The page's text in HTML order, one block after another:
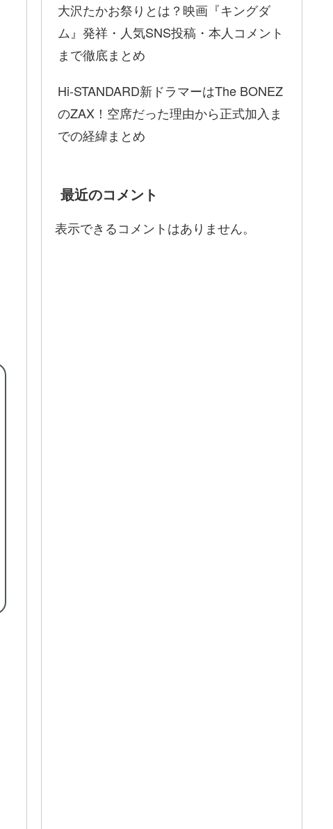
大沢たかお祭りとは？映画『キングダ
ム』発祥・人気SNS投稿・本人コメント
まで徹底まとめ
Hi-STANDARD新ドラマーはThe BONEZ
のZAX！空席だった理由から正式加入ま
での経緯まとめ
最近のコメント
表示できるコメントはありません。